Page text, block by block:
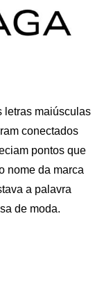
letras maiúsculas
conectados
pontos que
nome da marca
a palavra
de moda.